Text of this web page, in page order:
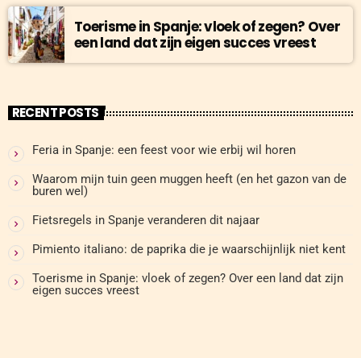
Toerisme in Spanje: vloek of zegen? Over
een land dat zijn eigen succes vreest
RECENT POSTS
Feria in Spanje: een feest voor wie erbij wil horen
Waarom mijn tuin geen muggen heeft (en het gazon van de
buren wel)
Fietsregels in Spanje veranderen dit najaar
Pimiento italiano: de paprika die je waarschijnlijk niet kent
Toerisme in Spanje: vloek of zegen? Over een land dat zijn
eigen succes vreest